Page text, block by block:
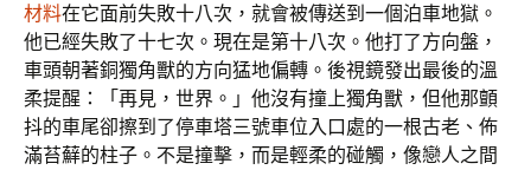
材料在它面前失敗十八次，就會被傳送到一個泊車地獄。
他已經失敗了十七次。現在是第十八次。他打了方向盤，
車頭朝著銅獨角獸的方向猛地偏轉。後視鏡發出最後的溫
柔提醒：「再見，世界。」他沒有撞上獨角獸，但他那顫
抖的車尾卻擦到了停車塔三號車位入口處的一根古老、佈
滿苔蘚的柱子。不是撞擊，而是輕柔的碰觸，像戀人之間